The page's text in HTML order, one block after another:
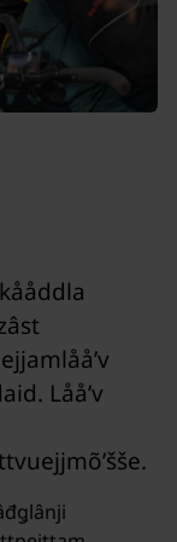
Lååʹv